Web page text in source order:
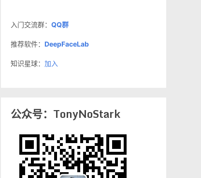
入门交流群： QQ群
推荐软件： DeepFaceLab
知识星球： 加入
公众号：TonyNoStark